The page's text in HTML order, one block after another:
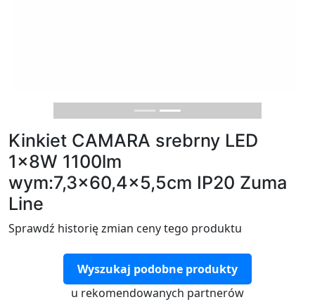
Kinkiet CAMARA srebrny LED
1x8W 1100lm
wym:7,3x60,4x5,5cm IP20 Zuma
Line
Sprawdź historię zmian ceny tego produktu
Wyszukaj podobne produkty
u rekomendowanych partnerów